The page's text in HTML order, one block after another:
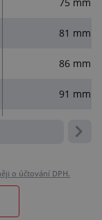
81 mm
86 mm
91 mm
o účtování DPH.